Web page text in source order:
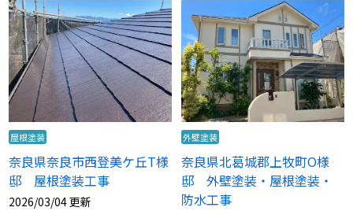
屋根塗装
奈良県奈良市西登美ケ丘T様
邸 屋根塗装工事
2026/03/04 更新
外壁塗装
奈良県北葛城郡上牧町O様
邸 外壁塗装・屋根塗装・
防水工事